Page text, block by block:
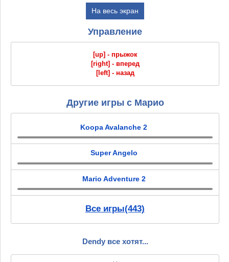
На весь экран
Управление
[up] - прыжок
[right] - вперед
[left] - назад
Другие игры с Марио
Koopa Avalanche 2
Super Angelo
Mario Adventure 2
Все игры(443)
Dendy все хотят...